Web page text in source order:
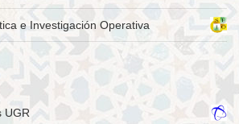
e Investigación Operativa
UGR